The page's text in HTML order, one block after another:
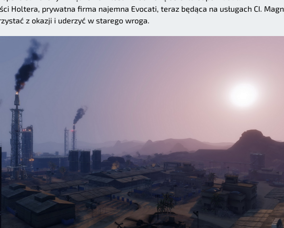
Holtera, prywatna firma najemna Evocati, teraz będąca na usługach CI.
z okazji i uderzyć w starego wroga.